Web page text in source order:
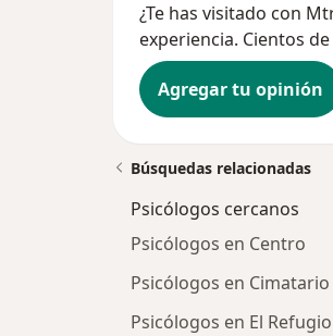
¿Te has visitado con
experiencia. Cientos
Agregar tu opinión
Búsquedas relacionadas
Psicólogos cercanos
Psicólogos en Centro
Psicólogos en Cimatario
Psicólogos en El Refugio